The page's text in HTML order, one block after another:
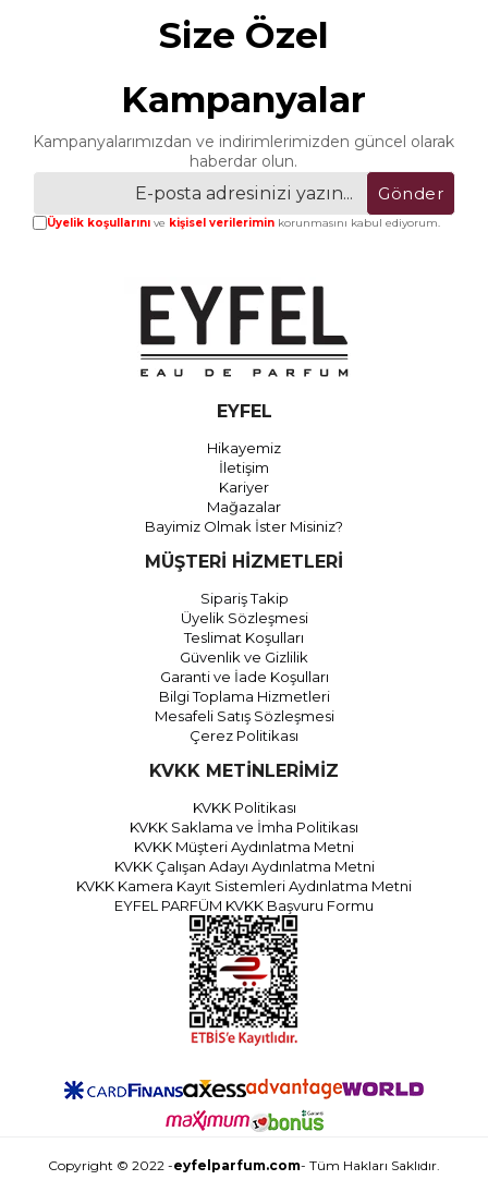
Size Özel
Kampanyalar
Kampanyalarımızdan ve indirimlerimizden güncel olarak
haberdar olun.
Gönder
Üyelik koşullarınıve kişisel verileriminkorunmasını kabul ediyorum.
EYFEL
Hikayemiz
İletişim
Kariyer
Mağazalar
Bayimiz Olmak İster Misiniz?
MÜŞTERİ HİZMETLERİ
Sipariş Takip
Üyelik Sözleşmesi
Teslimat Koşulları
Güvenlik ve Gizlilik
Garanti ve İade Koşulları
Bilgi Toplama Hizmetleri
Mesafeli Satış Sözleşmesi
Çerez Politikası
KVKK METİNLERİMİZ
KVKK Politikası
KVKK Saklama ve İmha Politikası
KVKK Müşteri Aydınlatma Metni
KVKK Çalışan Adayı Aydınlatma Metni
KVKK Kamera Kayıt Sistemleri Aydınlatma Metni
EYFEL PARFÜM KVKK Başvuru Formu
Copyright © 2022 -eyfelparfum.com- Tüm Hakları Saklıdır.